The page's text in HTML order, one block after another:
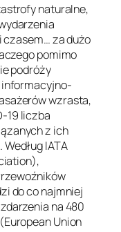
naturalne,
za dużo
pomimo
podróży
informacyjno-
wzrasta,
19 liczba
z ich
IATA
do co najmniej
na 480
Union